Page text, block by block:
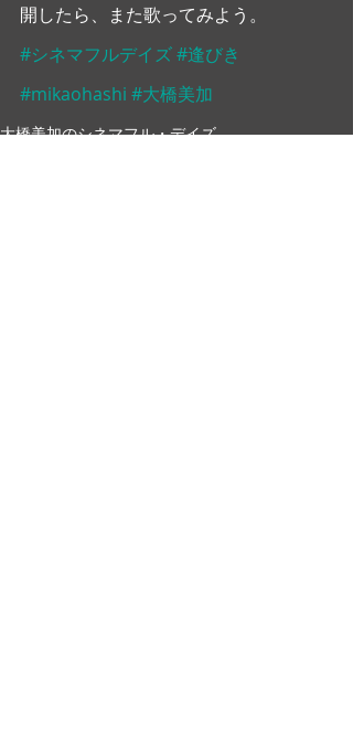
開したら、また歌ってみよう。
#シネマフルデイズ#逢びき
#mikaohashi #大橋美加
大橋美加のシネマフル・デイズ